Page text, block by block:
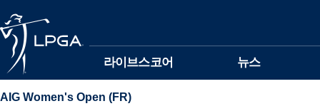
라이브스코어 뉴스
AIG Women's Open (FR)